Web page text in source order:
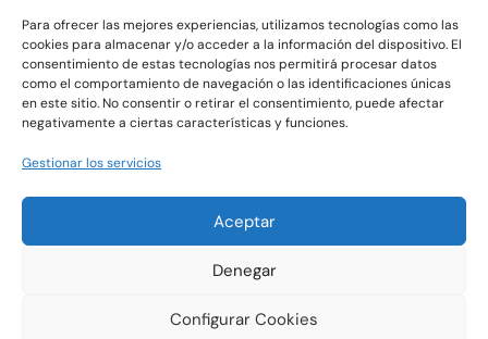
Para ofrecer las mejores experiencias, utilizamos tecnologías como las
cookies para almacenar y/o acceder a la información del dispositivo. El
consentimiento de estas tecnologías nos permitirá procesar datos
como el comportamiento de navegación o las identificaciones únicas
en este sitio. No consentir o retirar el consentimiento, puede afectar
negativamente a ciertas características y funciones.
Gestionar los servicios
Aceptar
Denegar
Configurar Cookies
The Big Bang
Theory
The Blues
Brothers
The
The Shining
consultando
la
información
adicional
y
detallada
sobre